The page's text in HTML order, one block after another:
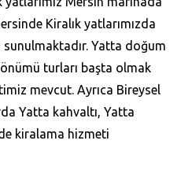
Kiralık yatlarımızda
Yatta doğum
turları başta olmak
mevcut. Ayrıca Bireysel
Yatta kahvaltı, Yatta
kiralama hizmeti